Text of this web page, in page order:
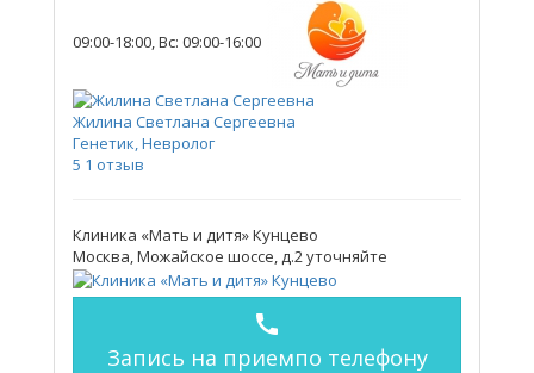
09:00-18:00, Вс: 09:00-16:00
Жилина Светлана Сергеевна
Генетик, Невролог
5 1 отзыв
Клиника «Мать и дитя» Кунцево
Москва, Можайское шоссе, д.2уточняйте
call
Запись на приемпо телефону